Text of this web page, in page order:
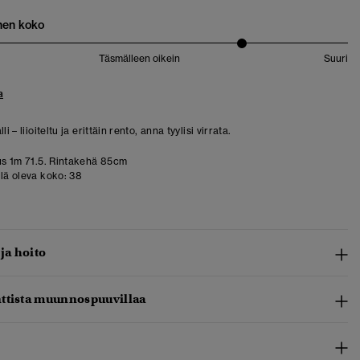
koko
Täsmälleen oikein Suuri
– liioiteltu ja erittäin rento, anna tyylisi virrata.
1m 71.5. Rintakehä 85cm
oleva koko: 38
hoito
muunnospuuvillaa